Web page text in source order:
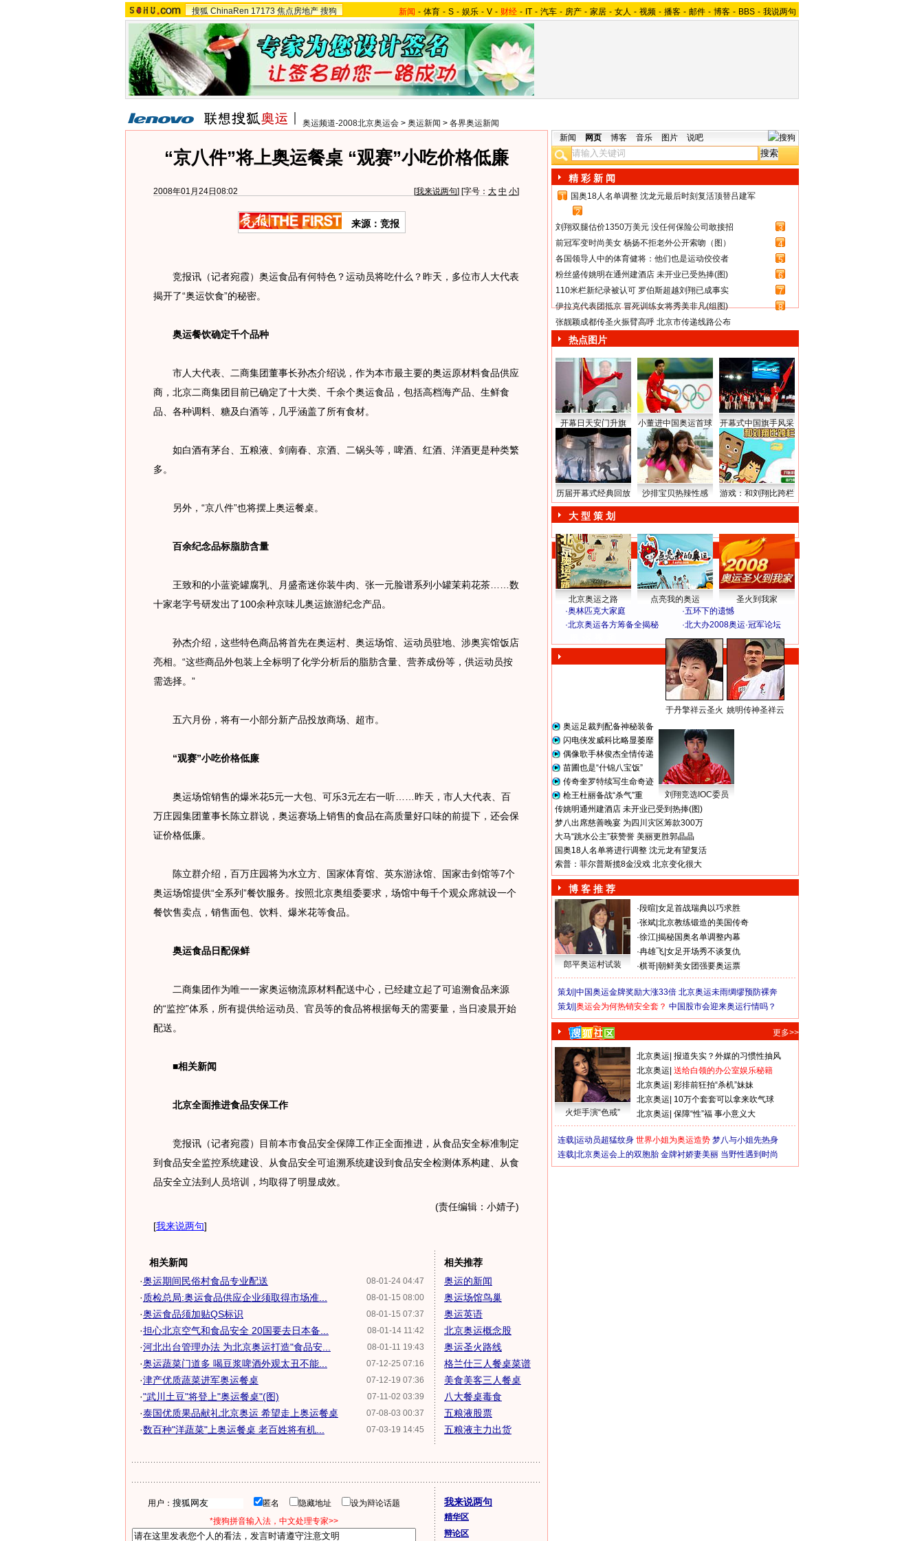
搜狐 ChinaRen 17173 焦点房地产 搜狗 新闻 - 体育 - S - 娱乐 - V - 财经 - IT - 汽车 - 房产 - 家居 - 女人 - 视频 - 播客 - 邮件 - 博客 - BBS - 我说两句
奥运频道-2008北京奥运会 > 奥运新闻 > 各界奥运新闻
“京八件”将上奥运餐桌 “观赛”小吃价格低廉
2008年01月24日08:02 [我来说两句] [字号： 大 中 小]
来源：竞报
竞报讯（记者宛霞）奥运食品有何特色？运动员将吃什么？昨天，多位市人大代表
揭开了“奥运饮食”的秘密。
奥运餐饮确定千个品种
市人大代表、二商集团董事长孙杰介绍说，作为本市最主要的奥运原材料食品供应
商，北京二商集团目前已确定了十大类、千余个奥运食品，包括高档海产品、生鲜食
品、各种调料、糖及白酒等，几乎涵盖了所有食材。
如白酒有茅台、五粮液、剑南春、京酒、二锅头等，啤酒、红酒、洋酒更是种类繁
多。
另外，“京八件”也将摆上奥运餐桌。
百余纪念品标脂肪含量
王致和的小蓝瓷罐腐乳、月盛斋迷你装牛肉、张一元脸谱系列小罐茉莉花茶……数
十家老字号研发出了100余种京味儿奥运旅游纪念产品。
孙杰介绍，这些特色商品将首先在奥运村、奥运场馆、运动员驻地、涉奥宾馆饭店
亮相。“这些商品外包装上全标明了化学分析后的脂肪含量、营养成份等，供运动员按
需选择。”
五六月份，将有一小部分新产品投放商场、超市。
“观赛”小吃价格低廉
奥运场馆销售的爆米花5元一大包、可乐3元左右一听……昨天，市人大代表、百
万庄园集团董事长陈立群说，奥运赛场上销售的食品在高质量好口味的前提下，还会保
证价格低廉。
陈立群介绍，百万庄园将为水立方、国家体育馆、英东游泳馆、国家击剑馆等7个
奥运场馆提供“全系列”餐饮服务。按照北京奥组委要求，场馆中每千个观众席就设一个
餐饮售卖点，销售面包、饮料、爆米花等食品。
奥运食品日配保鲜
二商集团作为唯一一家奥运物流原材料配送中心，已经建立起了可追溯食品来源
的“监控”体系，所有提供给运动员、官员等的食品将根据每天的需要量，当日凌晨开始
配送。
■相关新闻
北京全面推进食品安保工作
竞报讯（记者宛霞）目前本市食品安全保障工作正全面推进，从食品安全标准制定
到食品安全监控系统建设、从食品安全可追溯系统建设到食品安全检测体系构建、从食
品安全立法到人员培训，均取得了明显成效。
(责任编辑：小婧子)
[我来说两句]
相关新闻
08-01-24 04:47
·奥运期间民俗村食品专业配送
08-01-15 08:00
· 质检总局:奥运食品供应企业须取得市场准...
08-01-15 07:37
·奥运食品须加贴QS标识
08-01-14 11:42
·担心北京空气和食品安全 20国要去日本备...
08-01-11 19:43
·河北出台管理办法 为北京奥运打造"食品安...
07-12-25 07:16
·奥运蔬菜门道多 喝豆浆啤酒外观太丑不能...
07-12-19 07:36
·津产优质蔬菜进军奥运餐桌
07-11-02 03:39
·"武川土豆"将登上"奥运餐桌"(图)
07-08-03 00:37
·泰国优质果品献礼北京奥运 希望走上奥运餐桌
07-03-19 14:45
·数百种"洋蔬菜"上奥运餐桌 老百姓将有机...
相关推荐
奥运的新闻
奥运场馆鸟巢
奥运英语
北京奥运概念股
奥运圣火路线
格兰仕三人餐桌菜谱
美食美客三人餐桌
八大餐桌毒食
五粮液股票
五粮液主力出货
用户： 匿名 隐藏地址
设为辩论话题
*搜狗拼音输入法，中文处理专家>>
我来说两句
精华区
辩论区
新闻 网页 博客 音乐 图片 说吧
精 彩 新 闻
1
国奥18人名单调整 沈龙元最后时刻复活顶替吕建军
2
刘翔双腿估价1350万美元 没任何保险公司敢接招
3
前冠军变时尚美女 杨扬不拒老外公开索吻（图）
4
各国领导人中的体育健将：他们也是运动佼佼者
5
粉丝盛传姚明在通州建酒店 未开业已受热捧(图)
6
110米栏新纪录被认可 罗伯斯超越刘翔已成事实
7
伊拉克代表团抵京 冒死训练女将秀美非凡(组图)
8
张靓颖成都传圣火振臂高呼 北京市传递线路公布
热点图片
开幕日天安门升旗 小董进中国奥运首球 开幕式中国旗手风采
历届开幕式经典回放 沙排宝贝热辣性感 游戏：和刘翔比跨栏
大 型 策 划
北京奥运之路 点亮我的奥运
圣火到我家
·奥林匹克大家庭 ·五环下的遗憾
·北京奥运各方筹备全揭秘 ·北大办2008奥运·冠军论坛
于丹擎祥云圣火 姚明传神圣祥云
奥运足裁判配备神秘装备
闪电侠发威科比略显萎靡
偶像歌手林俊杰全情传递
苗圃也是“什锦八宝饭”
传奇奎罗特续写生命奇迹
枪王杜丽备战“杀气”重
刘翔竞选IOC委员
传姚明通州建酒店 未开业已受到热捧(图)
梦八出席慈善晚宴 为四川灾区筹款300万
大马“跳水公主”获赞誉 美丽更胜郭晶晶
国奥18人名单将进行调整 沈元龙有望复活
索普：菲尔普斯揽8金没戏 北京变化很大
博 客 推 荐
郎平奥运村试装
·段暄 女足首战瑞典以巧求胜
·张斌 北京教练锻造的美国传奇
·徐江 揭秘国奥名单调整内幕
·冉雄飞 女足开场秀不谈复仇
·棋哥 朝鲜美女团强要奥运票
策划| 中国奥运金牌奖励大涨33倍 北京奥运未雨绸缪预防裸奔
策划| 奥运会为何热销安全套？ 中国股市会迎来奥运行情吗？
更多>>
火炬手演“色戒”
北京奥运 报道失实？外媒的习惯性抽风
北京奥运 送给白领的办公室娱乐秘籍
北京奥运 彩排前狂拍“杀机”妹妹
北京奥运 10万个套套可以拿来吹气球
北京奥运 保障“性”福 事小意义大
连载| 运动员超猛纹身 世界小姐为奥运造势 梦八与小姐先热身
连载| 北京奥运会上的双胞胎 金牌衬娇妻美丽 当野性遇到时尚